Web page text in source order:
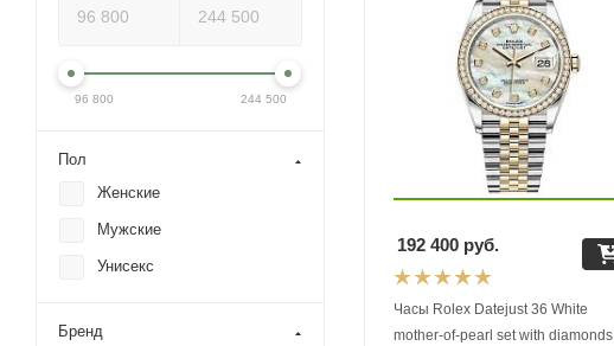
Часы Rolex Datejust 36 White
mother-of-pearl set with diamonds
192 400 руб.
96 800 244 500
Пол
Женские
Мужские
Унисекс
Бренд